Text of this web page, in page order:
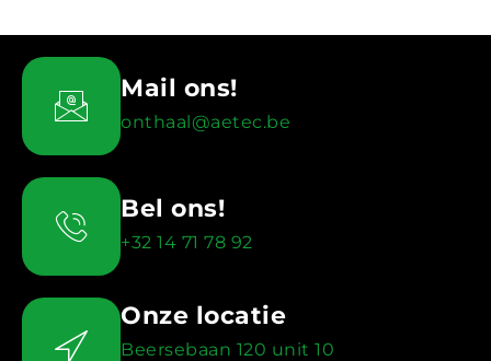
Mail ons!
onthaal@aetec.be
Bel ons!
+32 14 71 78 92
Onze locatie
Beersebaan 120 unit 10